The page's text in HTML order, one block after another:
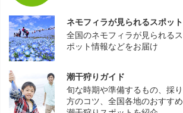
ネモフィラが見られるスポット
全国のネモフィラが見られるス
ポット情報などをお届け
潮干狩りガイド
旬な時期や準備するもの、採り
方のコツ、全国各地のおすすめ